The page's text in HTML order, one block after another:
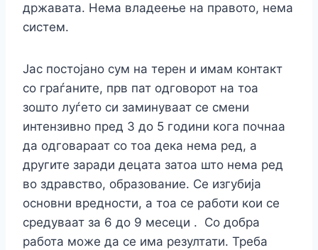
државата. Нема владеење на правото, нема
систем.
Јас постојано сум на терен и имам контакт
со граѓаните, прв пат одговорот на тоа
зошто луѓето си заминуваат се смени
интензивно пред 3 до 5 години кога почнаа
да одговараат со тоа дека нема ред, а
другите заради децата затоа што нема ред
во здравство, образование. Се изгубија
основни вредности, а тоа се работи кои се
средуваат за 6 до 9 месеци . Со добра
работа може да се има резултати. Треба